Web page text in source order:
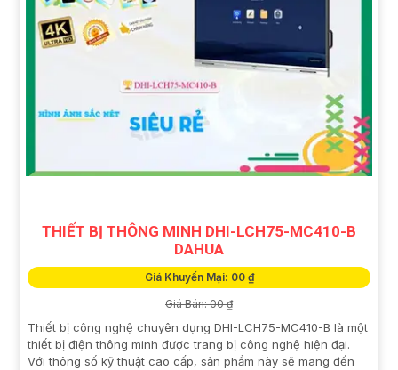
THIẾT BỊ THÔNG MINH DHI-LCH75-MC410-B
DAHUA
Giá Khuyến Mại: 00 ₫
Giá Bán: 00 ₫
Thiết bị công nghệ chuyên dụng DHI-LCH75-MC410-B là một
thiết bị điện thông minh được trang bị công nghệ hiện đại.
Với thông số kỹ thuật cao cấp, sản phẩm này sẽ mang đến